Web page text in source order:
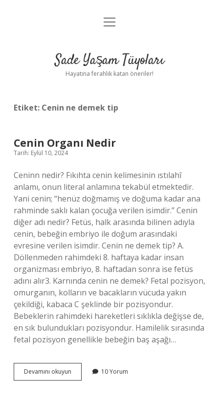
Anasayfa
Yasal Uyarı
menüyü
Sade Yaşam Tüyoları
Hayatına ferahlık katan öneriler!
Etiket: Cenin ne demek tip
Cenin Organı Nedir
Tarih: Eylül 10, 2024
Ceninn nedir? Fıkıhta cenin kelimesinin ıstılahî
anlamı, onun literal anlamına tekabül etmektedir.
Yani cenin; “henüz doğmamış ve doğuma kadar ana
rahminde saklı kalan çocuğa verilen isimdir.” Cenin
diğer adı nedir? Fetüs, halk arasında bilinen adıyla
cenin, bebeğin embriyo ile doğum arasındaki
evresine verilen isimdir. Cenin ne demek tip? A.
Döllenmeden rahimdeki 8. haftaya kadar insan
organizması embriyo, 8. haftadan sonra ise fetüs
adını alır3. Karnında cenin ne demek? Fetal pozisyon,
omurganın, kolların ve bacakların vücuda yakın
çekildiği, kabaca C şeklinde bir pozisyondur.
Bebeklerin rahimdeki hareketleri sıklıkla değişse de,
en sık bulundukları pozisyondur. Hamilelik sırasında
fetal pozisyon genellikle bebeğin baş aşağı…
Devamını okuyun
Organı
10 Yorum